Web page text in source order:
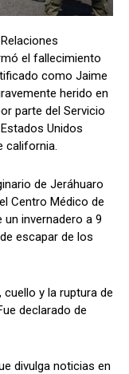
el fallecimiento
como Jaime
herido en
parte del Servicio
Unidos
california.
de Jeráhuaro
Centro Médico de
invernadero a 9
escapar de los
y la ruptura de
declarado de
divulga noticias en